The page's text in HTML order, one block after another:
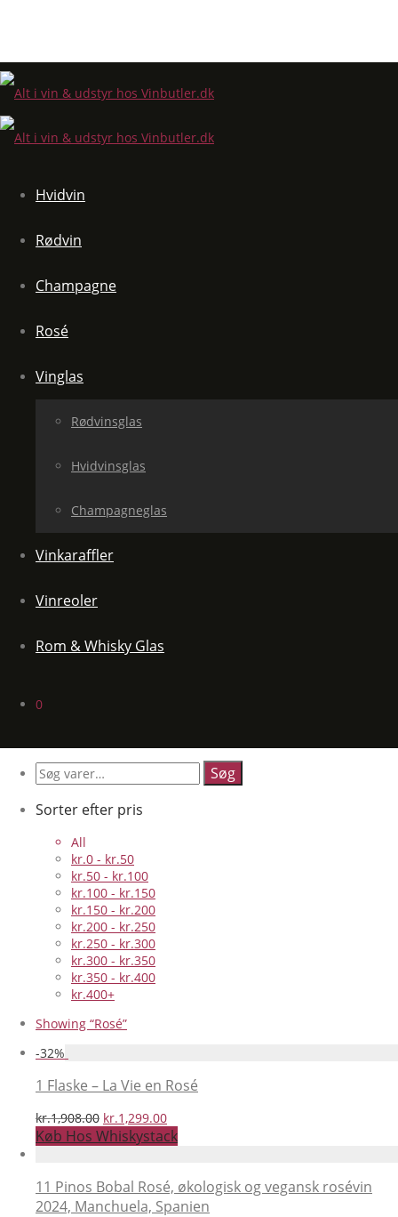
Hvidvin
Rødvin
Champagne
Rosé
Vinglas
Rødvinsglas
Hvidvinsglas
Champagneglas
Vinkaraffler
Vinreoler
Rom & Whisky Glas
0
Søg
efter:
Sorter efter pris
All
kr.0 - kr.50
kr.50 - kr.100
kr.100 - kr.150
kr.150 - kr.200
kr.200 - kr.250
kr.250 - kr.300
kr.300 - kr.350
kr.350 - kr.400
kr.400+
Showing “Rosé”
-32%
1 Flaske – La Vie en Rosé
kr.1,908.00 Den
oprindelige
pris
kr.1,908.00.
kr.1,299.00Den
aktuelle
pris
kr.1,299.00.
Køb Hos Whiskystack
11 Pinos Bobal Rosé, økologisk og vegansk rosévin
2024, Manchuela, Spanien